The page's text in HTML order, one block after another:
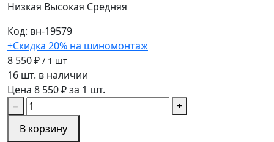
Низкая Высокая Средняя
Код: вн-19579
+Скидка 20% на шиномонтаж
8 550 ₽ / 1 шт
16 шт. в наличии
Цена 8 550 ₽ за 1 шт.
−
+
В корзину